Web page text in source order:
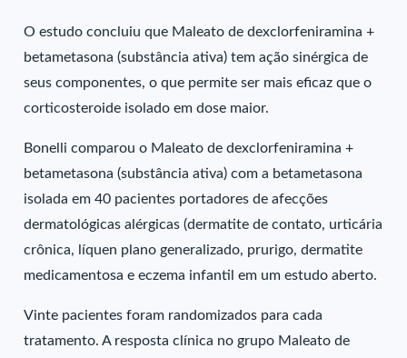
O estudo concluiu que Maleato de dexclorfeniramina +
betametasona (substância ativa) tem ação sinérgica de
seus componentes, o que permite ser mais eficaz que o
corticosteroide isolado em dose maior.
Bonelli comparou o Maleato de dexclorfeniramina +
betametasona (substância ativa) com a betametasona
isolada em 40 pacientes portadores de afecções
dermatológicas alérgicas (dermatite de contato, urticária
crônica, líquen plano generalizado, prurigo, dermatite
medicamentosa e eczema infantil em um estudo aberto.
Vinte pacientes foram randomizados para cada
tratamento. A resposta clínica no grupo Maleato de